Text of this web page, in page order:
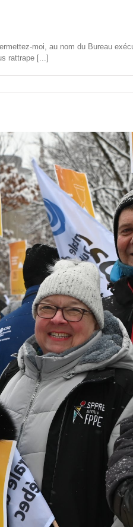
moi, au nom du Bureau
rattrape [...]